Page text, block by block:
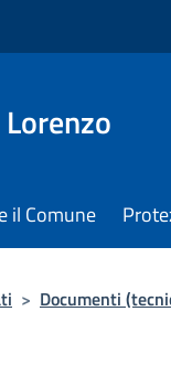
il Comune
> Documenti